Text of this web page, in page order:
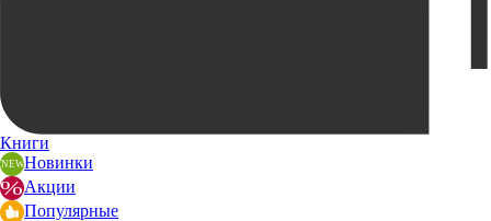
Книги
Новинки
Акции
Популярные